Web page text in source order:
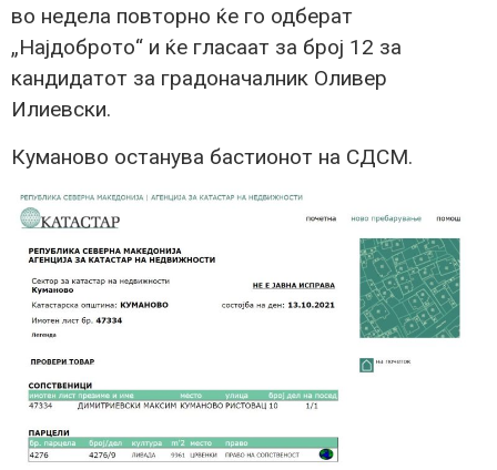
во недела повторно ќе го одберат
„Најдоброто“ и ќе гласаат за број 12 за
кандидатот за градоначалник Оливер
Илиевски.
Куманово останува бастионот на СДСМ.